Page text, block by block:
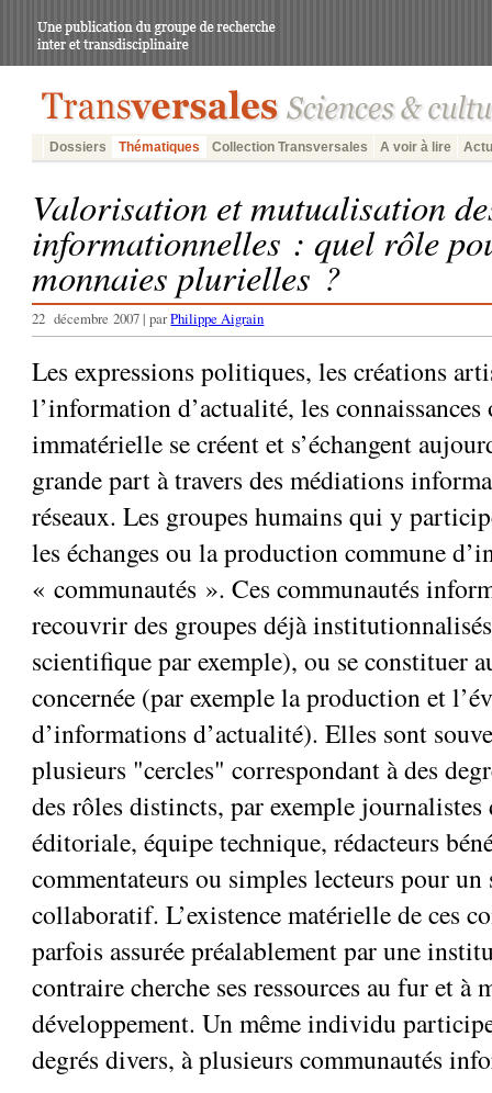
Dossiers Thématiques Collection Transversales A voir à lire
Valorisation et mutualisation
informationnelles : quel rôle
monnaies plurielles ?
22 décembre 2007 | parPhilippe Aigrain
Les expressions politiques, les créations
l’information d’actualité, les
immatérielle se créent et s’échangent
grande part à travers des médiations
réseaux. Les groupes humains qui y
les échanges ou la production commune
« communautés ». Ces communautés
recouvrir des groupes déjà
scientifique par exemple), ou se constituer
concernée (par exemple la production et
d’informations d’actualité). Elles sont
plusieurs "cercles" correspondant à des
des rôles distincts, par exemple journalistes
éditoriale, équipe technique, rédacteurs
commentateurs ou simples lecteurs pour un
collaboratif. L’existence matérielle de ces
parfois assurée préalablement par une
contraire cherche ses ressources au fur et à
développement. Un même individu
degrés divers, à plusieurs communautés